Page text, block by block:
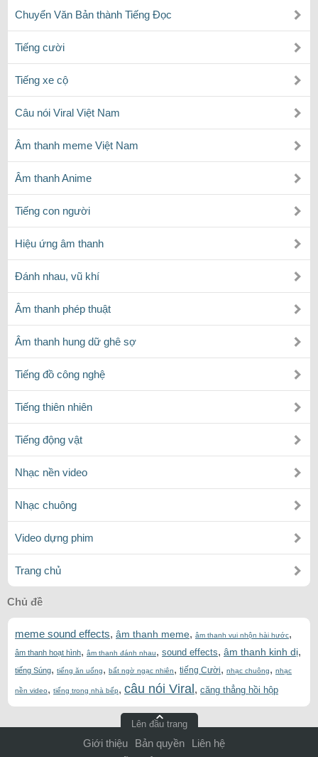
Chuyển Văn Bản thành Tiếng Đọc
Tiếng cười
Tiếng xe cộ
Câu nói Viral Việt Nam
Âm thanh meme Việt Nam
Âm thanh Anime
Tiếng con người
Hiệu ứng âm thanh
Đánh nhau, vũ khí
Âm thanh phép thuật
Âm thanh hung dữ ghê sợ
Tiếng đồ công nghệ
Tiếng thiên nhiên
Tiếng động vật
Nhạc nền video
Nhạc chuông
Video dựng phim
Trang chủ
Chủ đề
meme sound effects, âm thanh meme, âm thanh vui nhộn hài hước,
âm thanh hoạt hình, âm thanh đánh nhau, sound effects, âm thanh kinh dị,
tiếng Súng, tiếng ăn uống, bất ngờ ngạc nhiên, tiếng Cười, nhạc chuông, nhạc
nền video, tiếng trong nhà bếp, câu nói Viral , căng thẳng hồi hộp
Lên đầu trang
Giới thiệu Bản quyền
Liên hệ